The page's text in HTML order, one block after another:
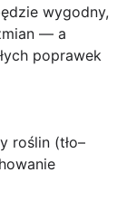
wygodny,
— a
poprawek
roślin (tło–